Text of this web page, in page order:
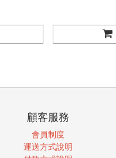
顧客服務
會員制度
運送方式說明